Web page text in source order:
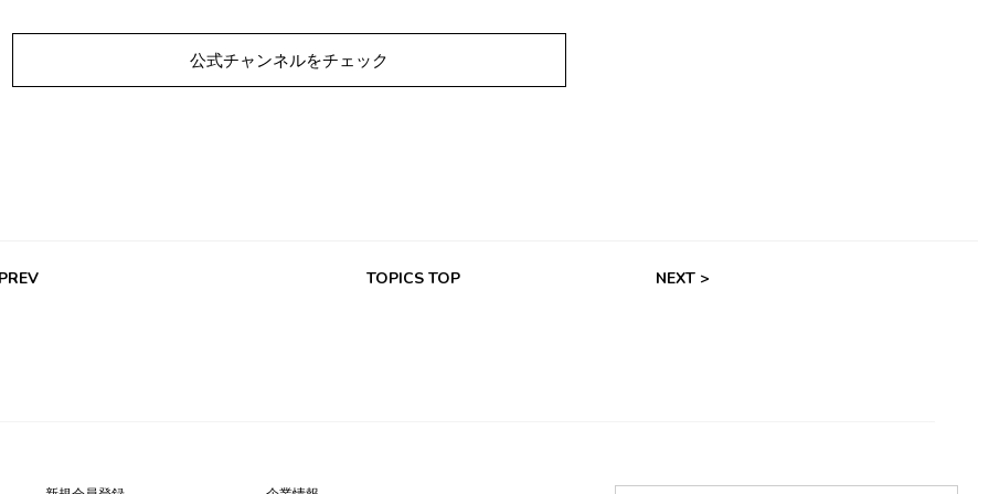
公式チャンネルをチェック
TOPICS TOP NEXT >